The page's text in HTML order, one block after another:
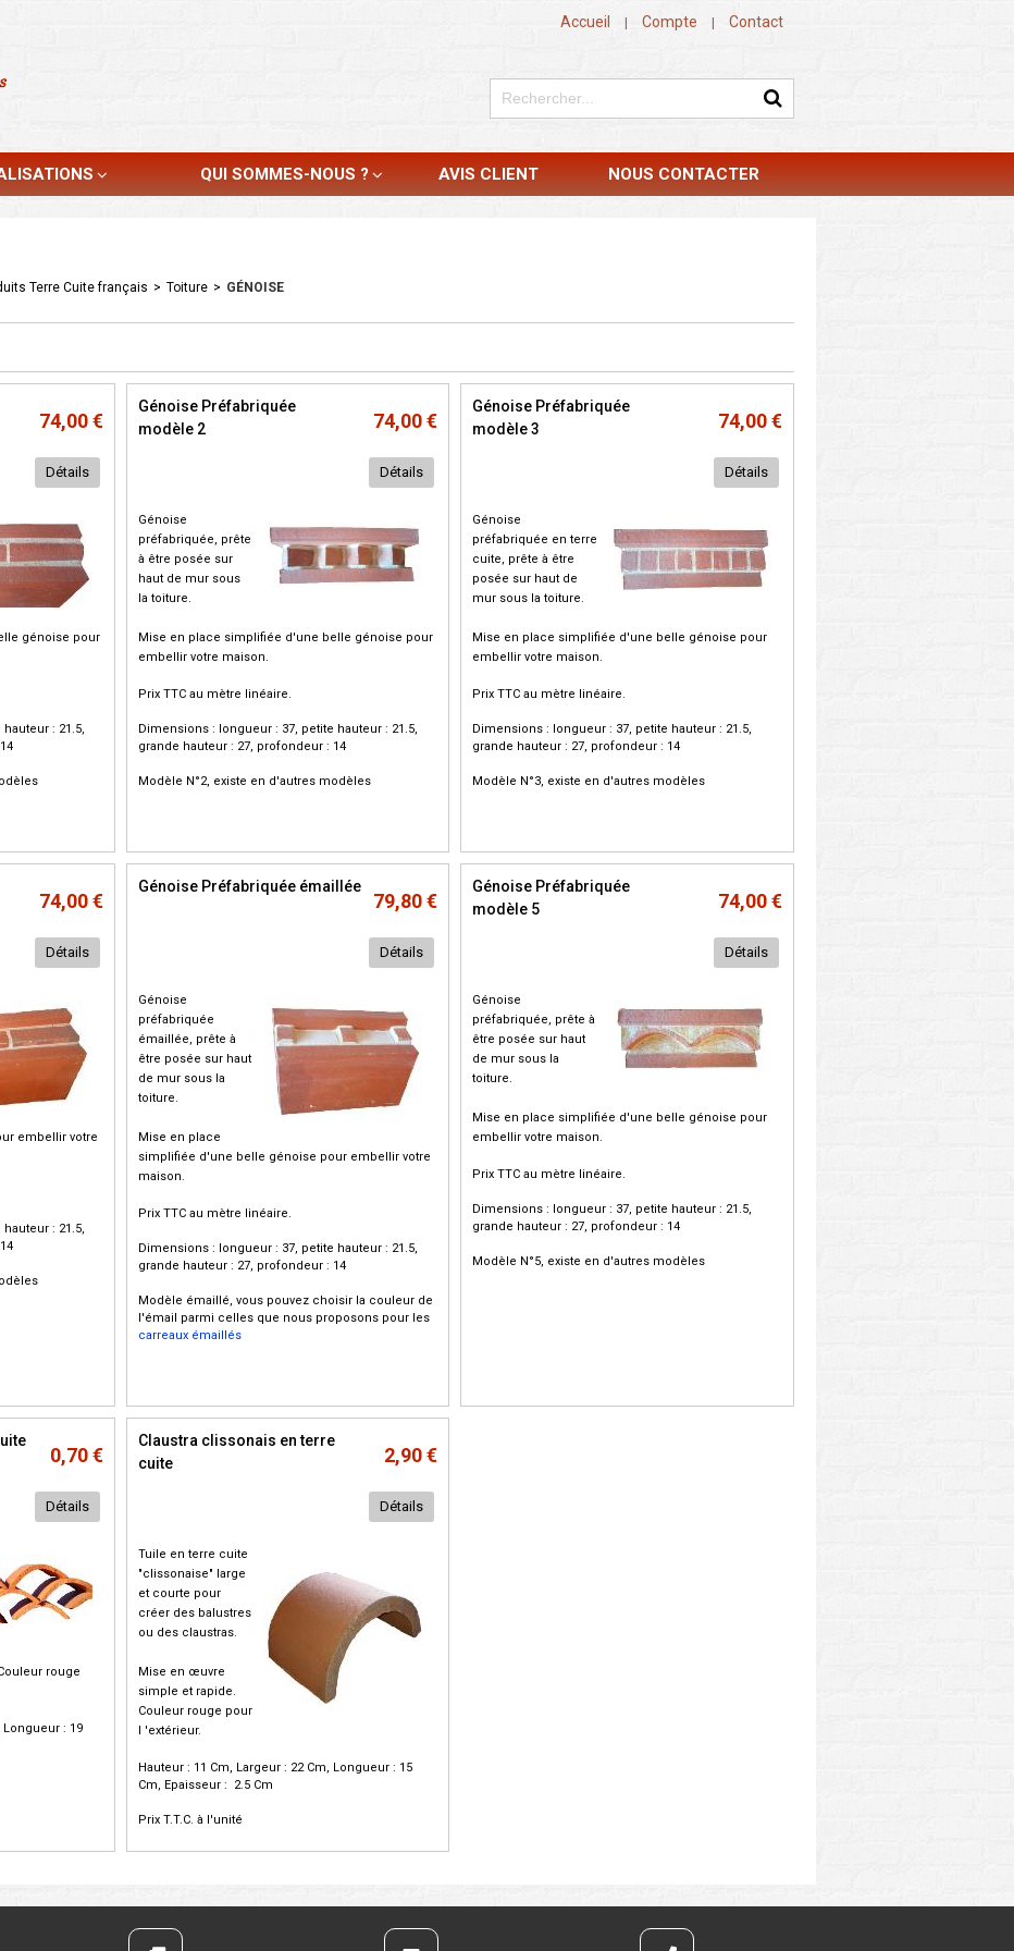
Accueil | Compte | Contact
QUI SOMMES-NOUS ? AVIS CLIENT NOUS CONTACTER
Terre Cuite français > Toiture > GÉNOISE
74,00 €
Détails
génoise pour
: 21.5,
Génoise Préfabriquée
modèle 2
74,00 €
Détails
Génoise
préfabriquée, prête
à être posée sur
haut de mur sous
la toiture.
Mise en place simplifiée d'une belle génoise pour
embellir votre maison.
Prix TTC au mètre linéaire.
Dimensions : longueur : 37, petite hauteur : 21.5,
grande hauteur : 27, profondeur : 14
Modèle N°2, existe en d'autres modèles
Génoise Préfabriquée
modèle 3
74,00 €
Détails
Génoise
préfabriquée en terre
cuite, prête à être
posée sur haut de
mur sous la toiture.
Mise en place simplifiée d'une belle génoise pour
embellir votre maison.
Prix TTC au mètre linéaire.
Dimensions : longueur : 37, petite hauteur : 21.5,
grande hauteur : 27, profondeur : 14
Modèle N°3, existe en d'autres modèles
74,00 €
Détails
embellir votre
: 21.5,
Génoise Préfabriquée émaillée
79,80 €
Détails
Génoise
préfabriquée
émaillée, prête à
être posée sur haut
de mur sous la
toiture.
Mise en place
simplifiée d'une belle génoise pour embellir votre
maison.
Prix TTC au mètre linéaire.
Dimensions : longueur : 37, petite hauteur : 21.5,
grande hauteur : 27, profondeur : 14
Modèle émaillé, vous pouvez choisir la couleur de
l'émail parmi celles que nous proposons pour les
carreaux émaillés
Génoise Préfabriquée
modèle 5
74,00 €
Détails
Génoise
préfabriquée, prête à
être posée sur haut
de mur sous la
toiture.
Mise en place simplifiée d'une belle génoise pour
embellir votre maison.
Prix TTC au mètre linéaire.
Dimensions : longueur : 37, petite hauteur : 21.5,
grande hauteur : 27, profondeur : 14
Modèle N°5, existe en d'autres modèles
0,70 €
Détails
rouge
Longueur : 19
Claustra clissonais en terre
cuite
2,90 €
Détails
Tuile en terre cuite
"clissonaise" large
et courte pour
créer des balustres
ou des claustras.
Mise en œuvre
simple et rapide.
Couleur rouge pour
l 'extérieur.
Hauteur : 11 Cm, Largeur : 22 Cm, Longueur : 15
Cm, Epaisseur : 2.5 Cm
Prix T.T.C. à l'unité